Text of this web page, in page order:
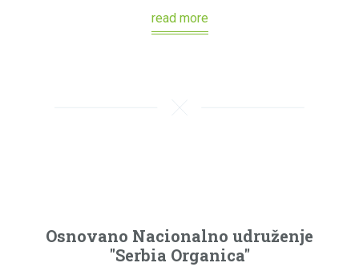
read more
Osnovano Nacionalno udruženje
"Serbia Organica"